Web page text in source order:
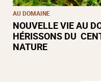
AU DOMAINE
NOUVELLE VIE AU
HÉRISSONS DU
NATURE